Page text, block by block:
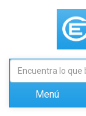
Menú